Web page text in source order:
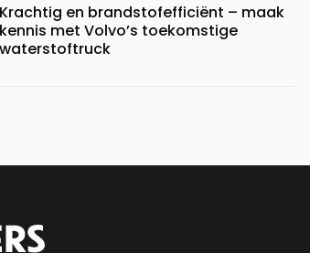
Krachtig en brandstofefficiënt – maak
kennis met Volvo’s toekomstige
waterstoftruck